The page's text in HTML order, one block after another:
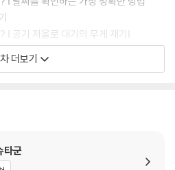
공기 저울로 대기의 무게 재기Ⅰ
양
다
더보기
타군